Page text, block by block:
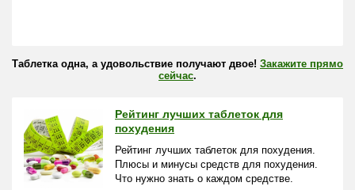
Таблетка одна, а удовольствие получают двое! Закажите прямо
сейчас.
Рейтинг лучших таблеток для
похудения
Рейтинг лучших таблеток для похудения.
Плюсы и минусы средств для похудения.
Что нужно знать о каждом средстве.